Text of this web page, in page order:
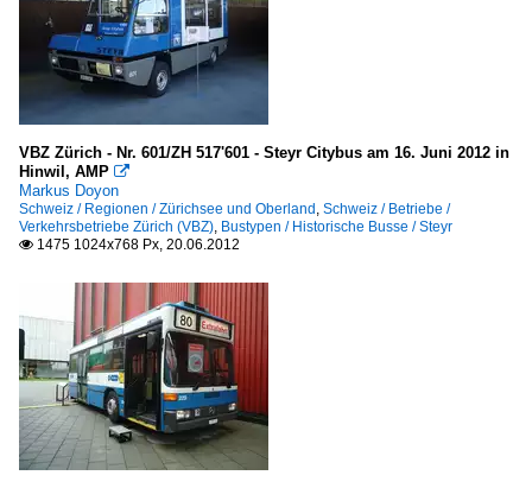
VBZ Zürich - Nr. 601/ZH 517'601 - Steyr Citybus am 16. Juni 2012 in
Hinwil, AMP 
Markus Doyon
Schweiz / Regionen / Zürichsee und Oberland , Schweiz / Betriebe /
Verkehrsbetriebe Zürich (VBZ), Bustypen / Historische Busse / Steyr
 1475 1024x768 Px, 20.06.2012